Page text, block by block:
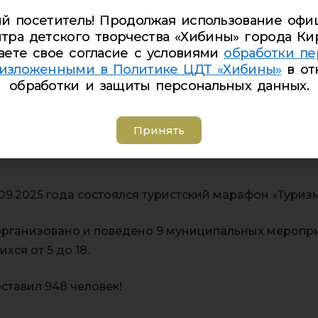
с вами
года состоялся туристский марафон
и поведено 9 муниципальных
от 5 до 18.
948 человек!
посетитель! Продолжая использование
детского творчества «Хибины» города
свое согласие с условиями обработки
в Политике ЦДТ «Хибины» в
обработки и защиты персональных данных.
Принять